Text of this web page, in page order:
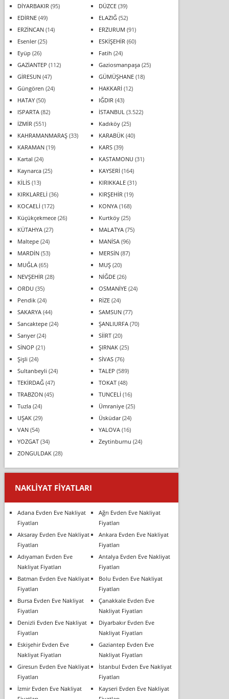
DİYARBAKIR (95) DÜZCE(39)
EDİRNE(49) ELAZIĞ(52)
ERZİNCAN(14) ERZURUM (91)
Esenler(25) ESKİŞEHİR (60)
Eyüp (26) Fatih (24)
GAZİANTEP (112) Gaziosmanpaşa(25)
GİRESUN(47) GÜMÜŞHANE(18)
Güngören (24) HAKKARİ (12)
HATAY(50) IĞDIR (43)
ISPARTA(82) İSTANBUL (3.522)
İZMİR (551) Kadıköy(25)
KAHRAMANMARAŞ(33) KARABÜK(40)
KARAMAN(19) KARS(39)
Kartal (24) KASTAMONU (31)
Kaynarca(25) KAYSERİ (164)
KİLİS(13) KIRIKKALE(31)
KIRKLARELİ (36) KIRŞEHİR (19)
KOCAELİ (172) KONYA(168)
Küçükçekmece(26) Kurtköy(25)
KÜTAHYA(27) MALATYA(75)
Maltepe(24) MANİSA(96)
MARDİN(53) MERSİN(87)
MUĞLA(65) MUŞ(20)
NEVŞEHİR (28) NİĞDE(26)
ORDU (35) OSMANİYE(24)
Pendik(24) RİZE(24)
SAKARYA(44) SAMSUN(77)
Sancaktepe(24) ŞANLIURFA(70)
Sarıyer(24) SİİRT(20)
SİNOP (21) ŞIRNAK(25)
Şişli (24) SİVAS(76)
Sultanbeyli (24) TALEP (589)
TEKİRDAĞ(47) TOKAT(48)
TRABZON(45) TUNCELİ (16)
Tuzla(24) Ümraniye(25)
UŞAK(29) Üsküdar(24)
VAN(54) YALOVA(16)
YOZGAT(34) Zeytinburnu (24)
ZONGULDAK(28)
NAKLIYAT FIYATLARI
Adana Evden Eve Nakliyat
Fiyatları
Ağrı Evden Eve Nakliyat
Fiyatları
Aksaray Evden Eve Nakliyat
Fiyatları
Ankara Evden Eve Nakliyat
Fiyatları
Adıyaman Evden Eve
Nakliyat Fiyatları
Antalya Evden Eve Nakliyat
Fiyatları
Batman Evden Eve Nakliyat
Fiyatları
Bolu Evden Eve Nakliyat
Fiyatları
Bursa Evden Eve Nakliyat
Fiyatları
Çanakkale Evden Eve
Nakliyat Fiyatları
Denizli Evden Eve Nakliyat
Fiyatları
Diyarbakır Evden Eve
Nakliyat Fiyatları
Eskişehir Evden Eve
Nakliyat Fiyatları
Gaziantep Evden Eve
Nakliyat Fiyatları
Giresun Evden Eve Nakliyat
Fiyatları
İstanbul Evden Eve Nakliyat
Fiyatları
İzmir Evden Eve Nakliyat
Kayseri Evden Eve Nakliyat